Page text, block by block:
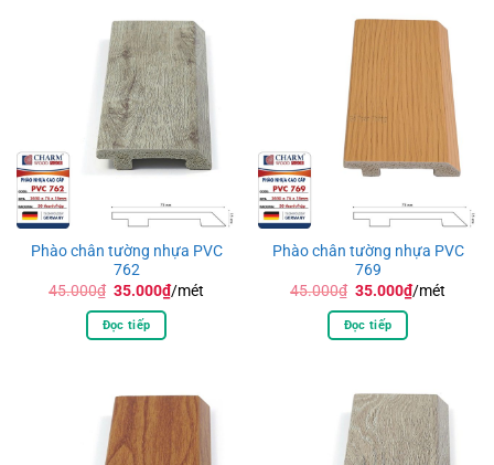
Phào chân tường nhựa PVC
762
45.000₫ Giá
là:
45.000₫.
35.000₫Giá
hiện
/mét
Đọc tiếp
Phào chân tường nhựa PVC
769
45.000₫ Giá
là:
45.000₫.
35.000₫Giá
hiện
/mét
Đọc tiếp